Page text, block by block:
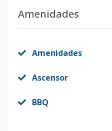
Amenidades
Amenidades
Ascensor
BBQ